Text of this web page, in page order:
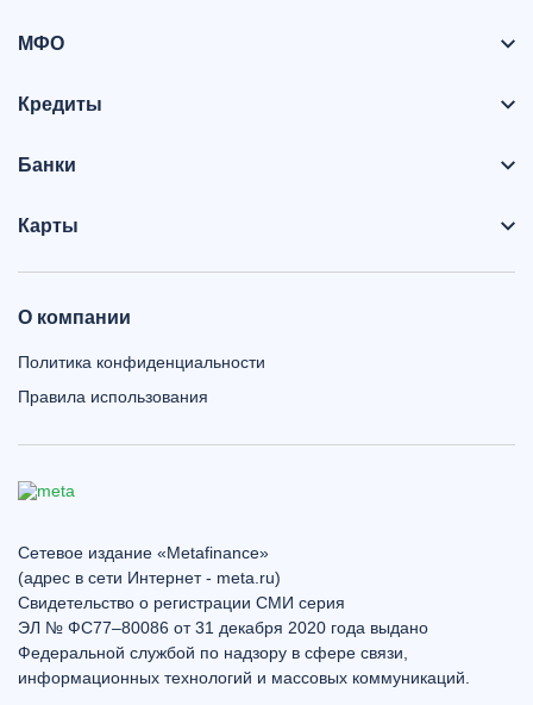
МФО
Кредиты
Банки
Карты
О компании
Политика конфиденциальности
Правила использования
Сетевое издание «Metafinance»
(адрес в сети Интернет - meta.ru)
Свидетельство о регистрации СМИ серия
ЭЛ № ФС77–80086 от 31 декабря 2020 года выдано
Федеральной службой по надзору в сфере связи,
информационных технологий и массовых коммуникаций.